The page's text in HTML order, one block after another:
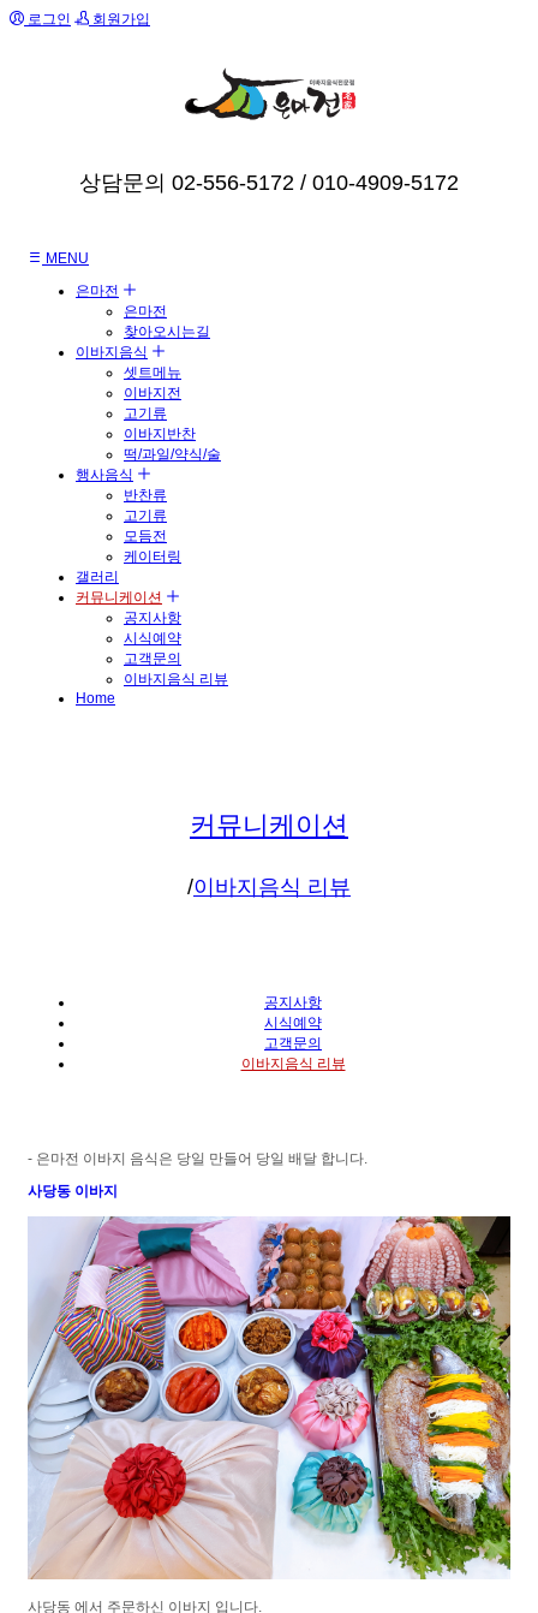
로그인 회원가입
상담문의 02-556-5172 / 010-4909-5172
MENU
은마전
은마전
찾아오시는길
이바지음식
셋트메뉴
이바지전
고기류
이바지반찬
떡/과일/약식/술
행사음식
반찬류
고기류
모듬전
케이터링
갤러리
커뮤니케이션
공지사항
시식예약
고객문의
이바지음식 리뷰
Home
커뮤니케이션
/이바지음식 리뷰
공지사항
시식예약
고객문의
이바지음식 리뷰
- 은마전 이바지 음식은 당일 만들어 당일 배달 합니다.
사당동 이바지
사당동 에서 주문하신 이바지 입니다.